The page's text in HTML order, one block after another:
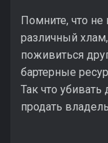
Помните, что
различный
поживиться
бартерные
Так что
продать